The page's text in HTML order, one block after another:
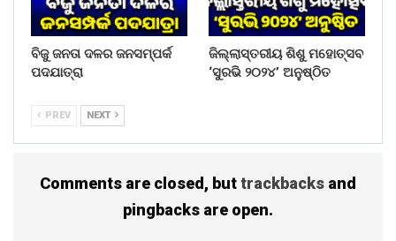
ବିଜୁ ଜନତା ଦଳର ଜନସମ୍ପର୍କ
ପଦଯାତ୍ରା
ଜିଲ୍ଲାସ୍ତରୀୟ ଶିଶୁ ମହୋତ୍ସବ
‘ସୁରଭି ୨୦୨୪’ ଅନୁଷ୍ଠିତ
PREV NEXT
Comments are closed, buttrackbacks and
pingbacks are open.